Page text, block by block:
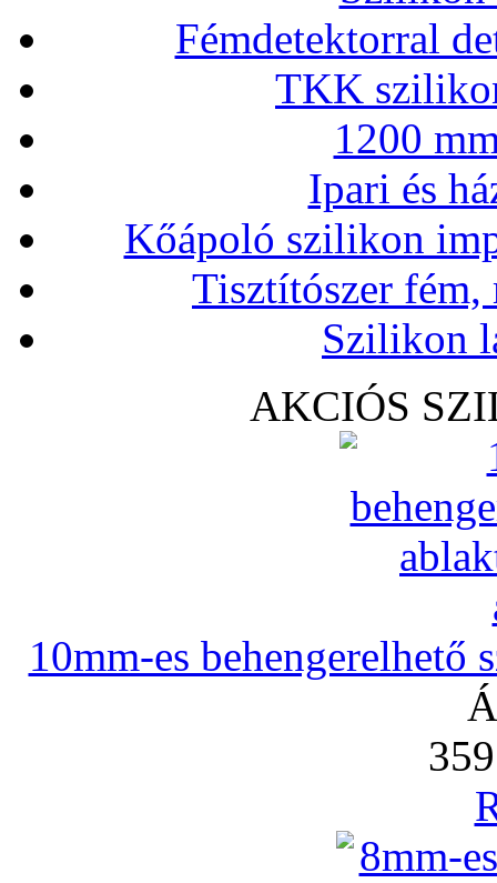
Fémdetektorral
TKK
1200
Ipari és
Kőápoló szilikon
Tisztítószer
Szilikon
AKCIÓS
10mm-es